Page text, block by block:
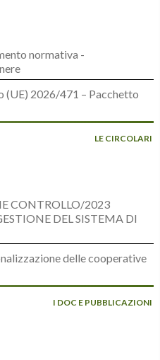
normativa -
(UE) 2026/471 – Pacchetto
LE CIRCOLARI
CONTROLLO/2023
DEL SISTEMA DI
delle cooperative
I DOC E PUBBLICAZIONI